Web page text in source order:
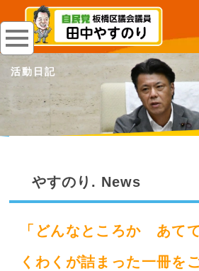
活動日記
やすのり. News
「どんなところか あて
くわくが詰まった一冊を